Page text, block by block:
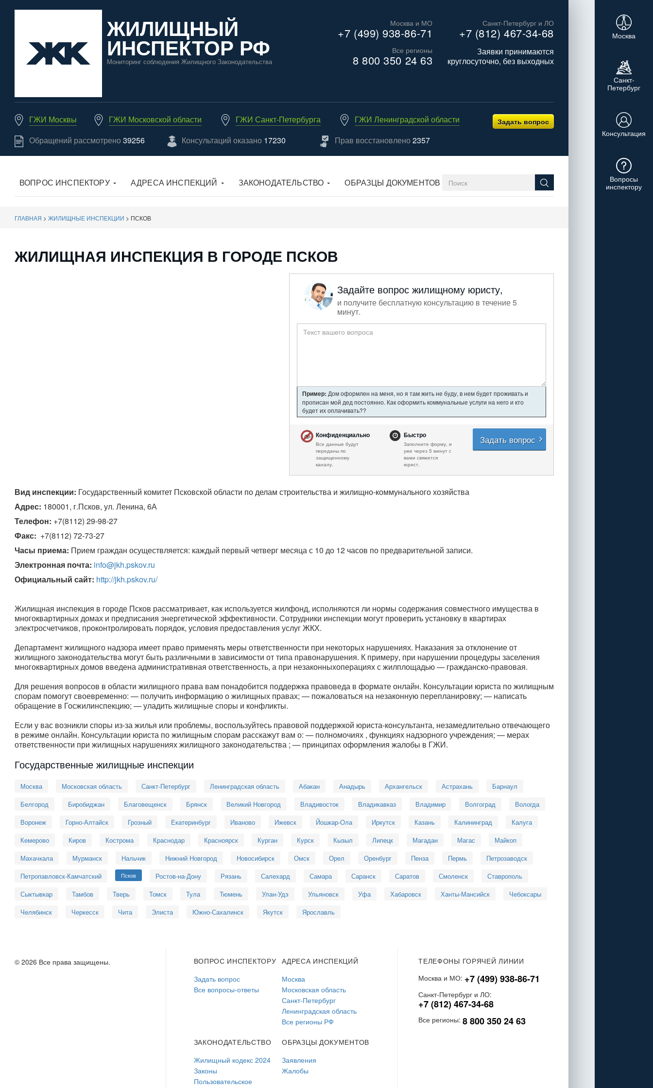
ЖИЛИЩНЫЙ
ИНСПЕКТОР РФ
Мониторинг соблюдения Жилищного Законодательства
Москва и МО
+7 (499) 938-86-71
Санкт-Петербург и ЛО
+7 (812) 467-34-68
Все регионы
8 800 350 24 63
Заявки принимаются
круглосуточно, без выходных
ГЖИ Москвы ГЖИ Московской области ГЖИ Санкт-Петербурга
ГЖИ Ленинградской области
Обращений рассмотрено39256 Консультаций оказано 17230 Прав восстановлено2357
Задать вопрос
ВОПРОС ИНСПЕКТОРУ АДРЕСА ИНСПЕКЦИЙ ЗАКОНОДАТЕЛЬСТВО ОБРАЗЦЫ ДОКУМЕНТОВ
ГЛАВНАЯ > ЖИЛИЩНЫЕ ИНСПЕКЦИИ > ПСКОВ
ЖИЛИЩНАЯ ИНСПЕКЦИЯ В ГОРОДЕ ПСКОВ
Задайте вопрос жилищному юристу,
и получите бесплатную консультацию в течение 5
минут.
Пример: Дом оформлен на меня, но я там жить не буду, в нем будет проживать и
прописан мой дед постоянно. Как оформить коммунальные услуги на него и кто
будет их оплачивать??
Конфиденциально
Все данные будут
переданы по
защищенному
каналу.
Быстро
Заполните форму, и
уже через 5 минут с
вами свяжется
юрист.
Задать вопрос
Вид инспекции: Государственный комитет Псковской области по делам строительства и жилищно-коммунального хозяйства
Адрес: 180001, г.Псков, ул. Ленина, 6А
Телефон: +7(8112) 29-98-27
Факс:
  +7(8112) 72-73-27
Часы приема: Прием граждан осуществляется: каждый первый четверг месяца с 10 до 12 часов по предварительной записи.
Электронная почта: info@jkh.pskov.ru
Официальный сайт: http://jkh.pskov.ru/
Жилищная инспекция в городе Псков рассматривает, как используется жилфонд, исполняются ли нормы содержания совместного имущества в
многоквартирных домах и предписания энергетической эффективности. Сотрудники инспекции могут проверить установку в квартирах
электросчетчиков, проконтролировать порядок, условия предоставления услуг ЖКХ.
Департамент жилищного надзора имеет право применять меры ответственности при некоторых нарушениях. Наказания за отклонение от
жилищного законодательства могут быть различными в зависимости от типа правонарушения. К примеру, при нарушении процедуры заселения
многоквартирных домов введена административная ответственность, а при незаконныхоперациях с жилплощадью — гражданско-правовая.
Для решения вопросов в области жилищного права вам понадобится поддержка правоведа в формате онлайн. Консультации юриста по жилищным
спорам помогут своевременно: — получить информацию о жилищных правах; — пожаловаться на незаконную перепланировку; — написать
обращение в Госжилинспекцию; — уладить жилищные споры и конфликты.
Если у вас возникли споры из-за жилья или проблемы, воспользуйтесь правовой поддержкой юриста-консультанта, незамедлительно отвечающего
в режиме онлайн. Консультации юриста по жилищным спорам расскажут вам о: — полномочиях , функциях надзорного учреждения; — мерах
ответственности при жилищных нарушениях жилищного законодательства ; — принципах оформления жалобы в ГЖИ.
Государственные жилищные инспекции
Москва Московская область Санкт-Петербург Ленинградская область Абакан Анадырь Архангельск Астрахань
Барнаул
Белгород
Биробиджан Благовещенск Брянск Великий Новгород Владивосток Владикавказ Владимир Волгоград
Вологда
Воронеж
Горно-Алтайск Грозный Екатеринбург Иваново Ижевск Йошкар-Ола Иркутск Казань Калининград
Калуга
Кемерово
Киров Кострома Краснодар Красноярск Курган Курск Кызыл Липецк Магадан Магас
Майкоп
Махачкала
Мурманск Нальчик Нижний Новгород Новосибирск Омск Орел Оренбург Пенза Пермь
Петрозаводск
Петропавловск-Камчатский
Псков Ростов-на-Дону Рязань Салехард Самара Саранск Саратов Смоленск
Ставрополь
Сыктывкар
Тамбов Тверь Томск Тула Тюмень Улан-Удэ Ульяновск Уфа Хабаровск Ханты-Мансийск
Чебоксары
Челябинск
Черкесск Чита Элиста Южно-Сахалинск Якутск Ярославль
© 2026 Все права защищены.
ВОПРОС ИНСПЕКТОРУ
Задать вопрос
Все вопросы-ответы
АДРЕСА ИНСПЕКЦИЙ
Москва
Московская область
Санкт-Петербург
Ленинградская область
Все регионы РФ
ЗАКОНОДАТЕЛЬСТВО
Жилищный кодекс 2024
Законы
Пользовательское
ОБРАЗЦЫ ДОКУМЕНТОВ
Заявления
Жалобы
ТЕЛЕФОНЫ ГОРЯЧЕЙ ЛИНИИ
Москва и МО: +7 (499) 938-86-71
Санкт-Петербург и ЛО:
+7 (812) 467-34-68
Все регионы:8 800 350 24 63
Москва
Санкт-
Петербург
Консультация
Вопросы
инспектору